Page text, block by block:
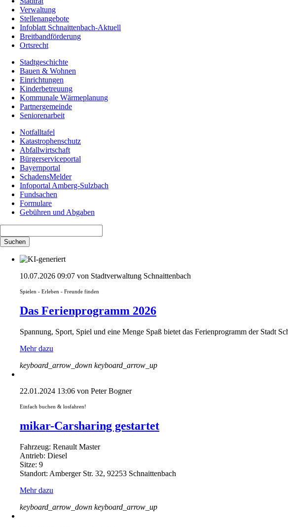
Verwaltung
Stellenangebote
Infoblatt Schnaittenbach-Aktuell
Breitbandförderung
Ortsrecht
Stadtgeschichte
Bauen & Wohnen
Einrichtungen
Kinderbetreuung
Kommunale Wärmeplanung
Partnergemeinde
Seniorenarbeit
Notfalltafel
Katastrophenschutz
Abfallwirtschaft
Bürgerserviceportal
Bayernportal
SchadensMelder
Infoportal Amberg-Sulzbach
Fundsachen
Formulare
Gebühren und Abgaben
Suchen
10.07.2026 09:07 von Stadtverwaltung Schnaittenbach
Spielen - Erleben - Freunde finden
Das Ferienprogramm 2026
Spannung, Sport, Spiel und eine Menge Spaß bietet das Ferienprogramm der Stadt
Mehr dazu
keyboard_arrow_down keyboard_arrow_up
22.01.2024 13:06 von Peter Bogner
Einfach buchen & losfahren!
mikar-Carsharing gestartet
Fahrzeug: Renault Master
Antrieb: Diesel
Sitze: 9
Standort: Amberger Str. 32, 92253 Schnaittenbach
Mehr dazu
keyboard_arrow_down keyboard_arrow_up